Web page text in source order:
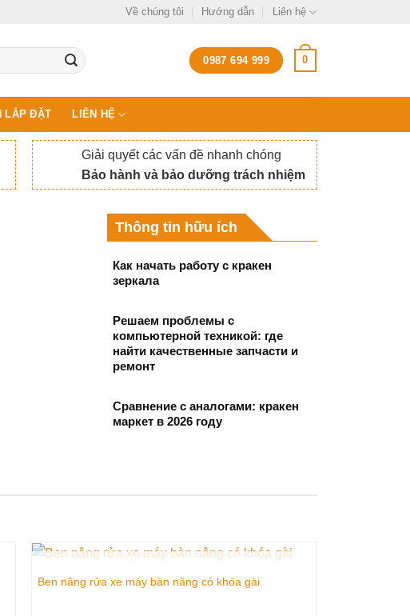
Về chúng tôi Hướng dẫn Liên hệ
0987 694 999 0
LẮP ĐẶT LIÊN HỆ
Giải quyết các vấn đề nhanh chóng
Bảo hành và bảo dưỡng trách nhiệm
Thông tin hữu ích
Как начать работу с кракен
зеркала
Решаем проблемы с
компьютерной техникой: где
найти качественные запчасти и
ремонт
Сравнение с аналогами: кракен
маркет в 2026 году
HẾT HÀNG
Ben nâng rửa xe máy bàn nâng có khóa gài